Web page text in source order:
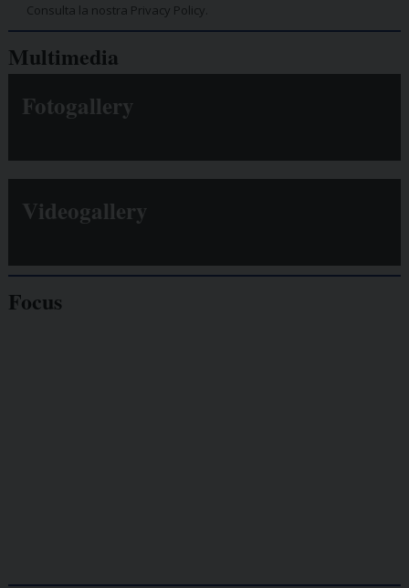
Consulta la nostra Privacy Policy.
Multimedia
Fotogallery
Videogallery
Focus